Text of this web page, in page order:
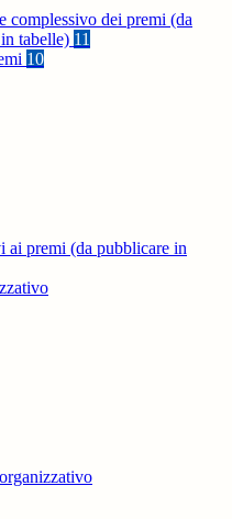
complessivo dei premi (da
tabelle) 11
10
ai premi (da pubblicare in